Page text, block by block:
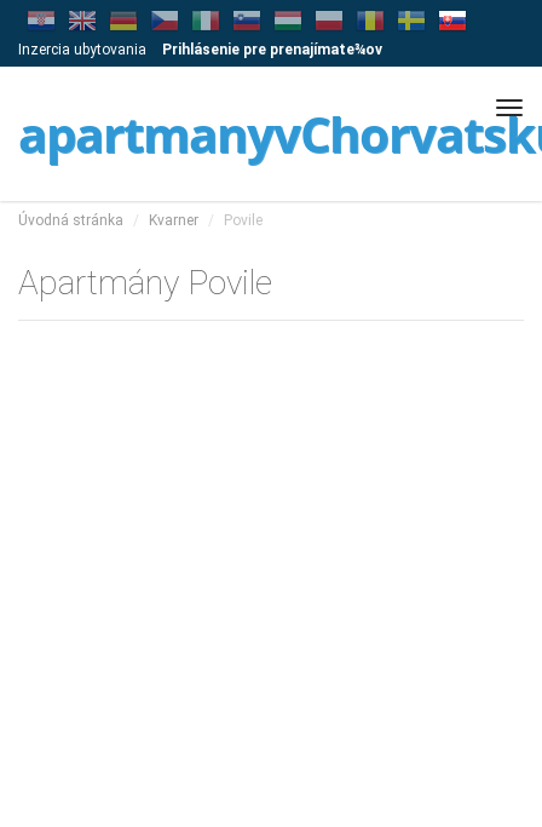
Inzercia ubytovania Prihlásenie pre prenajímate¾ov
Úvodná stránka Kvarner Povile
Apartmány Povile